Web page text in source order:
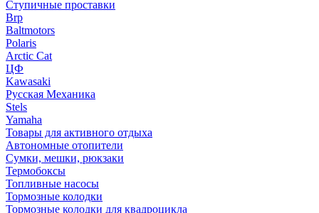
Ступичные проставки
Brp
Baltmotors
Polaris
Arctic Cat
ЦФ
Kawasaki
Русская Механика
Stels
Yamaha
Товары для активного отдыха
Автономные отопители
Сумки, мешки, рюкзаки
Термобоксы
Топливные насосы
Тормозные колодки
Тормозные колодки для квадроцикла